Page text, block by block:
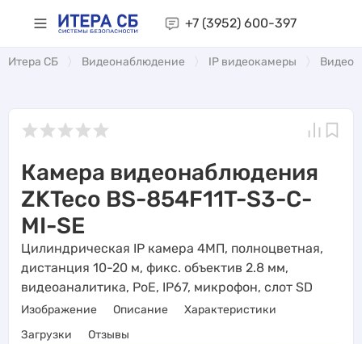
+7 (3952) 600-397
Итера СБ Видеонаблюдение IP видеокамеры
Камера видеонаблюдения
ZKTeco BS-854F11T-S3-C-
MI-SE
Цилиндрическая IP камера 4МП, полноцветная,
дистанция 10-20 м, фикс. объектив 2.8 мм,
видеоаналитика, PoE, IP67, микрофон, слот SD
Изображение Описание
Характеристики
Загрузки
Отзывы